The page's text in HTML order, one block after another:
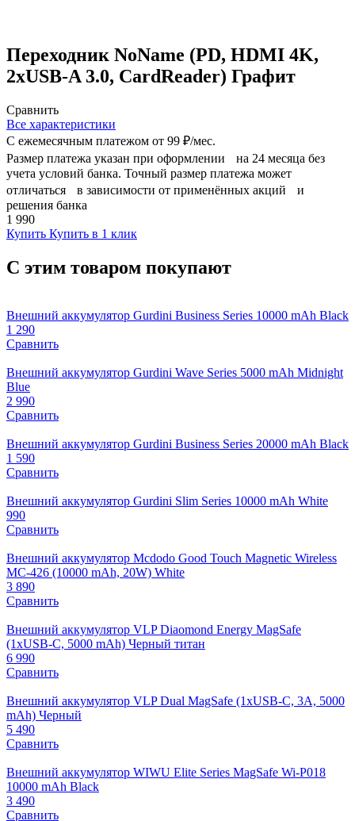
Переходник NoName (PD, HDMI 4K,
2xUSB-A 3.0, CardReader) Графит
Сравнить
Все характеристики
С ежемесячным платежом от 99 ₽/мес.
Размер платежа указан при оформлении на 24 месяца без
учета условий банка. Точный размер платежа может
отличаться в зависимости от применённых акций и
решения банка
1 990
Купить Купить в 1 клик
С этим товаром покупают
Внешний аккумулятор Gurdini Business Series 10000 mAh Black
1 290
Сравнить
Внешний аккумулятор Gurdini Wave Series 5000 mAh Midnight
Blue
2 990
Сравнить
Внешний аккумулятор Gurdini Business Series 20000 mAh Black
1 590
Сравнить
Внешний аккумулятор Gurdini Slim Series 10000 mAh White
990
Сравнить
Внешний аккумулятор Mcdodo Good Touch Magnetic Wireless
MC-426 (10000 mAh, 20W) White
3 890
Сравнить
Внешний аккумулятор VLP Diaomond Energy MagSafe
(1xUSB-C, 5000 mAh) Черный титан
6 990
Сравнить
Внешний аккумулятор VLP Dual MagSafe (1xUSB-C, 3A, 5000
mAh) Черный
5 490
Сравнить
Внешний аккумулятор WIWU Elite Series MagSafe Wi-P018
10000 mAh Black
3 490
Сравнить